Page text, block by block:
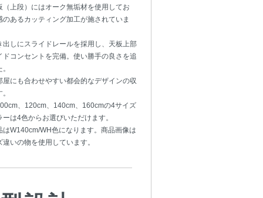
（上段）にはオーク無垢材を使用してお
のあるカッティング加工が施されていま
出しにスライドレールを採用し、天板上部
ドコンセントを完備。使い勝手の良さを追
屋にも合わせやすい都会的なデザインの収
、120cm、140cm、160cmの4サイズ
ーは4色からお選びいただけます。
はW140cm/WH色になります。商品画像は
いの物を使用しています。